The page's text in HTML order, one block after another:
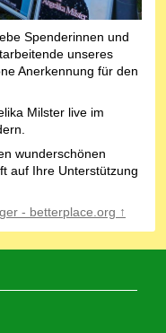
Spenderinnen und
unseres
Anerkennung für den
Milster live im
wunderschönen
auf Ihre Unterstützung
- betterplace.org ↑